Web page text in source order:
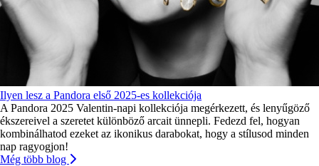
Ilyen lesz a Pandora első 2025-es kollekciója
A Pandora 2025 Valentin-napi kollekciója megérkezett, és lenyűgöző
ékszereivel a szeretet különböző arcait ünnepli. Fedezd fel, hogyan
kombinálhatod ezeket az ikonikus darabokat, hogy a stílusod minden
nap ragyogjon!
Még több blog